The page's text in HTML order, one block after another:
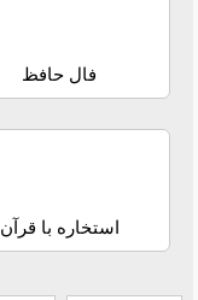
فال حافظ
استخاره با قرآن